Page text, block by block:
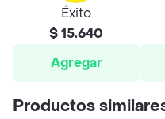
Éxito
$ 15.640
Agregar
Productos